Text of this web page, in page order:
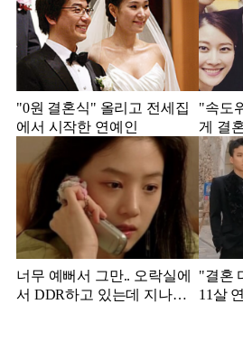
"0원 결혼식" 올리고 전세집
에서 시작한 연예인
"속도
게 결
받았
너무 예뻐서 그만.. 오락실에
서 DDR하고 있는데 지나가
"결혼
11살